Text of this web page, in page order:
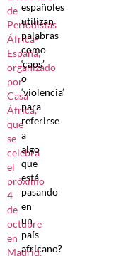
españoles
utilizan
palabras
como
‘caos’
o
‘violencia’
para
referirse
a
algo
que
está
pasando
en
un
país
africano?